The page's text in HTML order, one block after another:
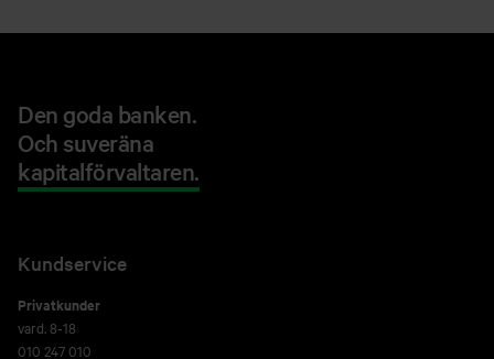
Den goda banken.
Och suveräna
kapitalförvaltaren.
Kundservice
Privatkunder
vard. 8-18
010 247 010